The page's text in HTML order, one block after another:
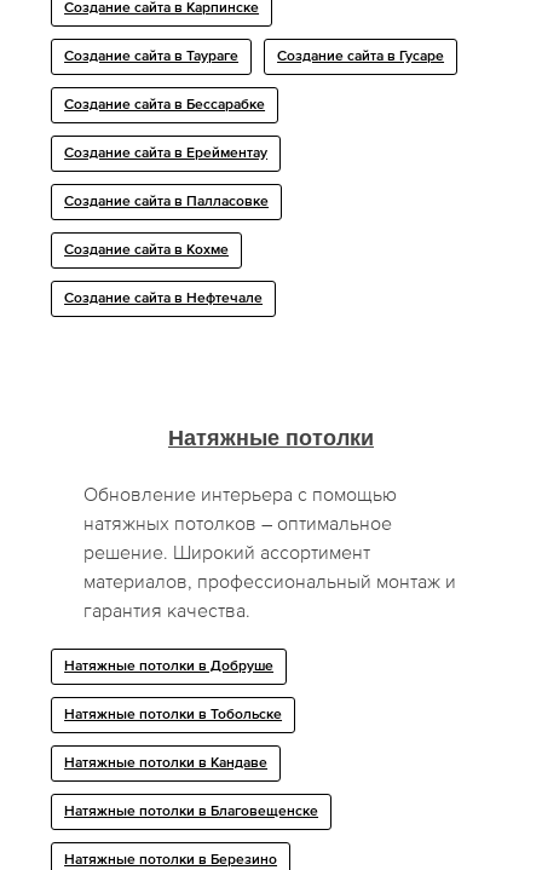
Создание сайта в Карпинске
Создание сайта в Таураге Создание сайта в Гусаре
Создание сайта в Бессарабке
Создание сайта в Ерейментау
Создание сайта в Палласовке
Создание сайта в Кохме
Создание сайта в Нефтечале
Натяжные потолки
Обновление интерьера с помощью
натяжных потолков – оптимальное
решение. Широкий ассортимент
материалов, профессиональный монтаж и
гарантия качества.
Натяжные потолки в Добруше
Натяжные потолки в Тобольске
Натяжные потолки в Кандаве
Натяжные потолки в Благовещенске
Натяжные потолки в Березино